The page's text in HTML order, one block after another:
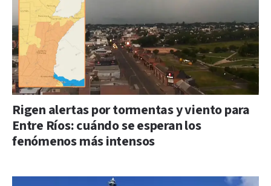
Rigen alertas por tormentas y viento para
Entre Ríos: cuándo se esperan los
fenómenos más intensos